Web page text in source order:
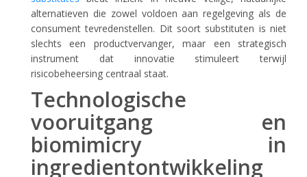
alternatieven die zowel voldoen aan regelgeving als de
consument tevredenstellen. Dit soort substituten is niet
slechts een productvervanger, maar een strategisch
instrument dat innovatie stimuleert terwijl
risicobeheersing centraal staat.
Technologische
vooruitgang en
biomimicry in
ingredientontwikkeling